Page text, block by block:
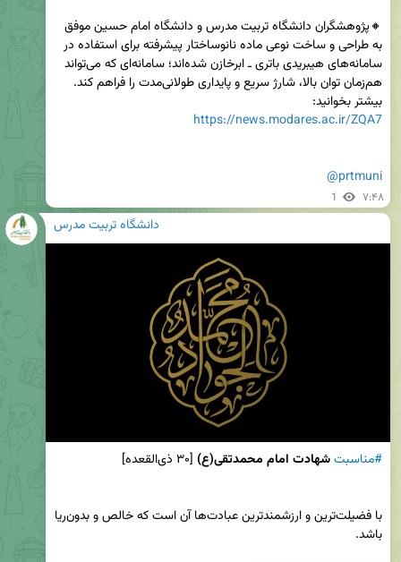
بیشتر بخوانید:
https://news.modares.ac.ir/ZQA7
@prtmuni
1 ۷:۴۸
دانشگاه تربیت مدرس
#مناسبتشهادت امام محمدتقی(ع)